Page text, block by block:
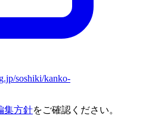
soshiki/kanko-
集方針をご確認ください。